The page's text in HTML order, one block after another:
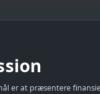
er at præsentere